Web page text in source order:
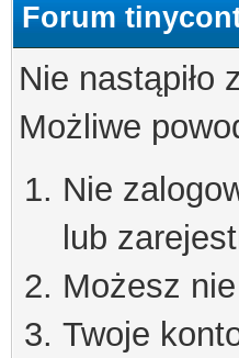
Forum
Nie nastąpiło
Możliwe
Nie
lub
Możesz
Twoje